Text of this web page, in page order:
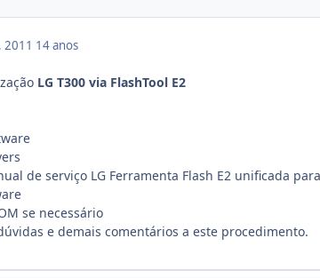
2011 14 anos
LG T300 via FlashTool E2
de serviço LG Ferramenta Flash E2 unificada
se necessário
e demais comentários a este procedimento.